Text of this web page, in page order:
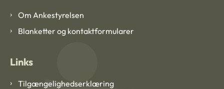
Om Ankestyrelsen
Blanketter og kontaktformularer
Links
Tilgængelighedserklæring